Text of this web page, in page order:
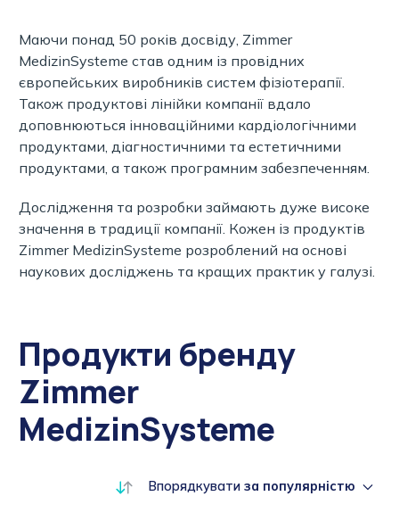
Маючи понад 50 років досвіду, Zimmer
MedizinSysteme став одним із провідних
європейських виробників систем фізіотерапії.
Також продуктові лінійки компанії вдало
доповнюються інноваційними кардіологічними
продуктами, діагностичними та естетичними
продуктами, а також програмним забезпеченням.
Дослідження та розробки займають дуже високе
значення в традиції компанії. Кожен із продуктів
Zimmer MedizinSysteme розроблений на основі
наукових досліджень та кращих практик у галузі.
Продукти бренду
Zimmer
MedizinSysteme
Впорядкувати за популярністю